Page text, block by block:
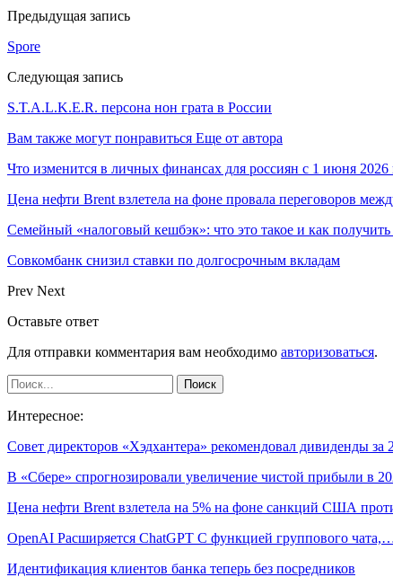
Предыдущая запись
Spore
Следующая запись
S.T.A.L.K.E.R. персона нон грата в России
Вам также могут понравиться Еще от автора
Что изменится в личных финансах для россиян с 1 июня 2026
Цена нефти Brent взлетела на фоне провала переговоров
Семейный «налоговый кешбэк»: что это такое и как
Совкомбанк снизил ставки по долгосрочным вкладам
Prev Next
Оставьте ответ
Для отправки комментария вам необходимо авторизоваться.
Интересное:
Совет директоров «Хэдхантера» рекомендовал дивиденды за
В «Сбере» спрогнозировали увеличение чистой прибыли в
Цена нефти Brent взлетела на 5% на фоне санкций США
OpenAI Расширяется ChatGPT С функцией группового
Идентификация клиентов банка теперь без посредников